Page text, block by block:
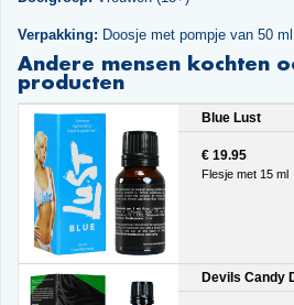
Verpakking: Doosje met pompje van 50
Andere mensen kochten
producten
Blue Lust
€ 19.95
Flesje met 15 ml
Devils Candy